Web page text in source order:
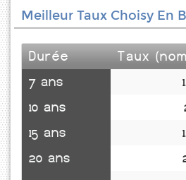
Meilleur Taux Choisy En
Durée
Taux
7 ans
10 ans
15 ans
20 ans